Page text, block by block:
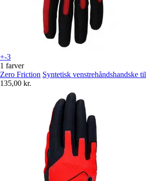
+-3
1 farver
Zero Friction Syntetisk venstrehåndshandske
135,00 kr.